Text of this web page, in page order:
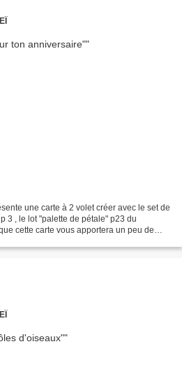
une carte à 2 volet créer avec le set de
3 , le lot "palette de pétale" p23 du
cette carte vous apportera un peu de